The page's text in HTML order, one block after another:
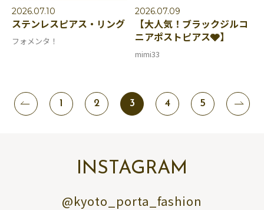
2026.07.10
ステンレスピアス・リング
フォメンタ！
2026.07.09
【大人気！ブラックジルコ
ニアポストピアス🩶】
mimi33
1 2 3 4 5
INSTAGRAM
@kyoto_porta_fashion